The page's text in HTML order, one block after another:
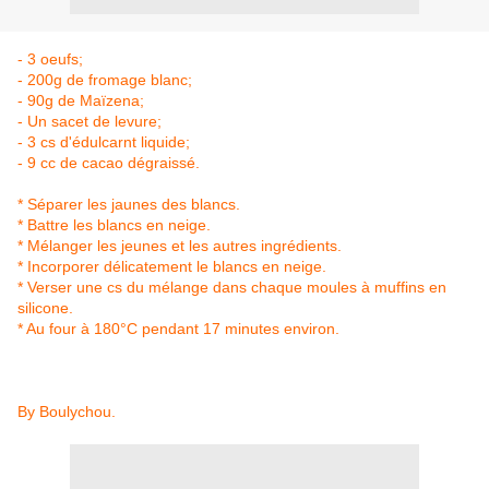
- 3 oeufs;
- 200g de fromage blanc;
- 90g de Maïzena;
- Un sacet de levure;
- 3 cs d'édulcarnt liquide;
- 9 cc de cacao dégraissé.
* Séparer les jaunes des blancs.
* Battre les blancs en neige.
* Mélanger les jeunes et les autres ingrédients.
* Incorporer délicatement le blancs en neige.
* Verser une cs du mélange dans chaque moules à muffins en
silicone.
* Au four à 180°C pendant 17 minutes environ.
By Boulychou.